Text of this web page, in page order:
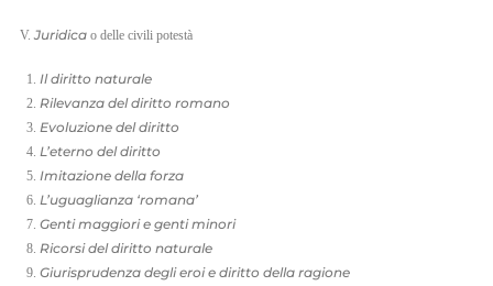
V. Juridica o delle civili potestà
Il diritto naturale
Rilevanza del diritto romano
Evoluzione del diritto
L’eterno del diritto
Imitazione della forza
L’uguaglianza ‘romana’
Genti maggiori e genti minori
Ricorsi del diritto naturale
Giurisprudenza degli eroi e diritto della ragione